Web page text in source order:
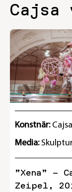
Cajsa
Konstnär:
Media:
”Xena” –
Zeipel,